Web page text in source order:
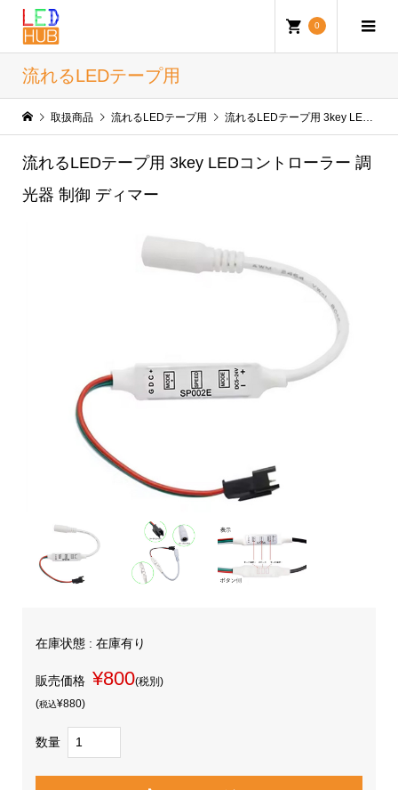
0
流れるLEDテープ用
取扱商品 流れるLEDテープ用 流れるLEDテープ用 3key LEDコントローラー 調光器 制御 ディマー
流れるLEDテープ用 3key LEDコントローラー 調
光器 制御 ディマー
在庫状態 : 在庫有り
販売価格 ¥800(税別)
(税込¥880)
数量